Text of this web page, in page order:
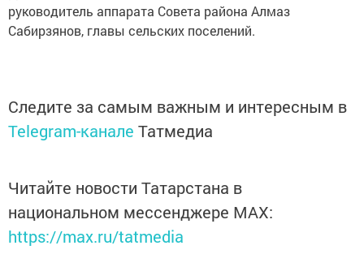
руководитель аппарата Совета района Алмаз
Сабирзянов, главы сельских поселений.
Следите за самым важным и интересным в
Telegram-канале Татмедиа
Читайте новости Татарстана в
национальном мессенджере MАХ:
https://max.ru/tatmedia